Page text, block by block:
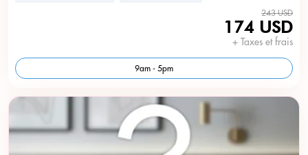
243 USD
174 USD
+ Taxes et frais
9am - 5pm